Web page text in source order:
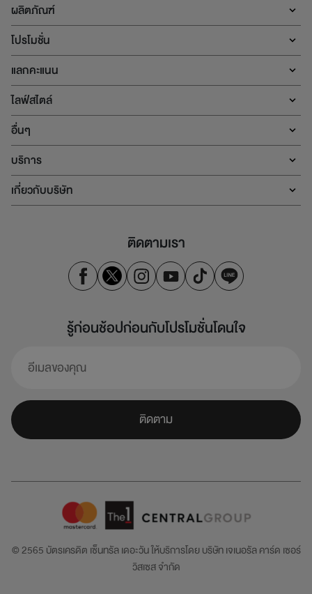
ผลิตภัณฑ์
โปรโมชั่น
แลกคะแนน
ไลฟ์สไตล์
อื่นๆ
บริการ
เกี่ยวกับบริษัท
ติดตามเรา
รู้ก่อนช้อปก่อนกับโปรโมชั่นโดนใจ
ติดตาม
© 2565 บัตรเครดิต เซ็นทรัล เดอะวัน ให้บริการโดยบริษัท เจเนอรัล คาร์ด เซอร์
วิสเซส จำกัด